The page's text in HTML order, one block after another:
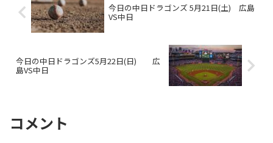
今日の中日ドラゴンズ 5月21日(土) 広島
VS中日
今日の中日ドラゴンズ5月22日(日) 広
島VS中日
コメント